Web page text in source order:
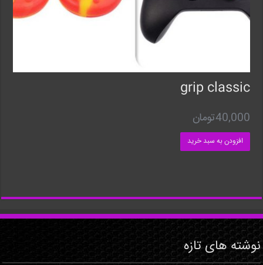
grip classic
40,000تومان
افزودن به سبد خرید
نوشته های تازه